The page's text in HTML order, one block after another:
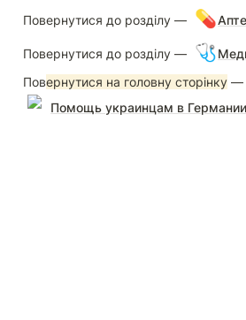
Повернутися до розділу — 💊
Повернутися до розділу — 🩺
Повернутися на головну сторінку —
Помощь украинцам в Германии